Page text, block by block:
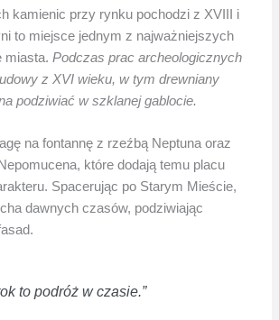
kamienic przy rynku pochodzi z XVIII i
to miejsce jednym z najważniejszych
miasta.Podczas prac archeologicznych
z XVI wieku, w tym drewniany
podziwiać w szklanej gablocie.
na fontannę z rzeźbą Neptuna oraz
które dodają temu placu
Spacerując po Starym Mieście,
dawnych czasów, podziwiając
to podróż w czasie.”